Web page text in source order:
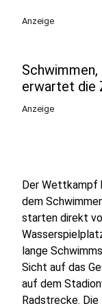
Anzeige
Schwimmen,
erwartet die
Anzeige
Der Wettkampf
dem
starten direkt
lange
Sicht auf das
auf dem
Radstrecke.